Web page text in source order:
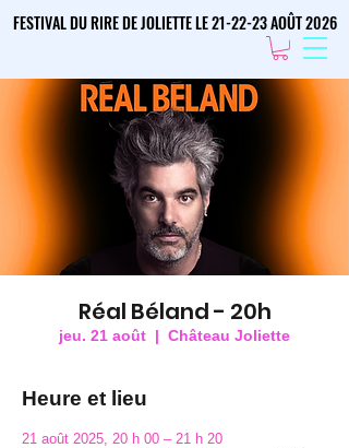
FESTIVAL DU RIRE DE JOLIETTE LE 21-22-23 AOÛT 2026
FESTIVAL DU RIRE DE JOLIETTE LE 21-22-23 AOÛT 2026
Réal Béland - 20h
jeu. 21 août
  |
Château Joliette
Heure et lieu
21 août 2025, 20 h 00 – 21 h 20